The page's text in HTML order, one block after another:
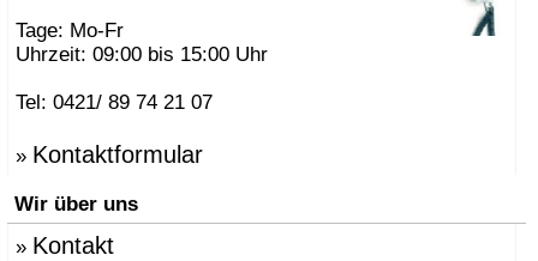
Tage: Mo-Fr
Uhrzeit: 09:00 bis 15:00 Uhr
Tel: 0421/ 89 74 21 07
» Kontaktformular
Wir über uns
» Kontakt